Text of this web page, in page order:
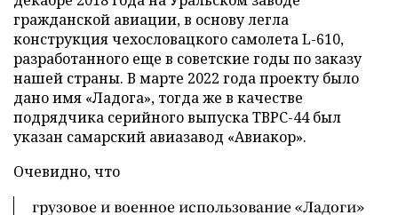
гражданской авиации, в основу легла
конструкция чехословацкого самолета L-610,
разработанного еще в советские годы по заказу
нашей страны. В марте 2022 года проекту было
дано имя «Ладога», тогда же в качестве
подрядчика серийного выпуска ТВРС-44 был
указан самарский авиазавод «Авиакор».
Очевидно, что
грузовое и военное использование «Ладоги»